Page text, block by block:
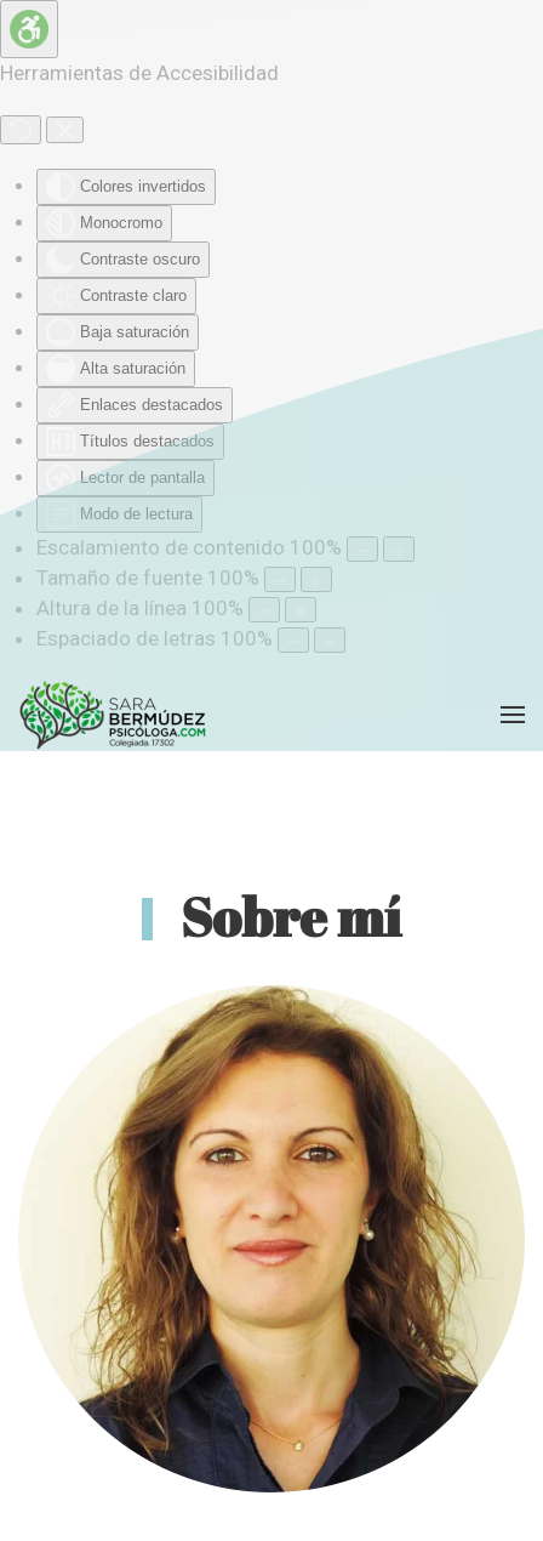
Herramientas de Accesibilidad
Colores invertidos
Monocromo
Contraste oscuro
Contraste claro
Baja saturación
Alta saturación
Enlaces destacados
Títulos destacados
Lector de pantalla
Modo de lectura
Escalamiento de contenido 100%
Tamaño de fuente 100%
Altura de la línea 100%
Espaciado de letras 100%
Skip to main content
Sobre mí